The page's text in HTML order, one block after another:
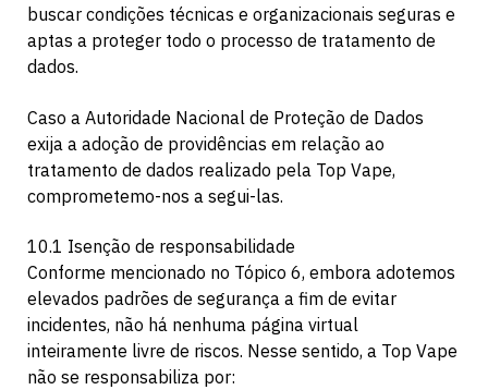
buscar condições técnicas e organizacionais seguras e
aptas a proteger todo o processo de tratamento de
dados.
Caso a Autoridade Nacional de Proteção de Dados
exija a adoção de providências em relação ao
tratamento de dados realizado pela Top Vape,
comprometemo-nos a segui-las.
10.1 Isenção de responsabilidade
Conforme mencionado no Tópico 6, embora adotemos
elevados padrões de segurança a fim de evitar
incidentes, não há nenhuma página virtual
inteiramente livre de riscos. Nesse sentido, a Top Vape
não se responsabiliza por: